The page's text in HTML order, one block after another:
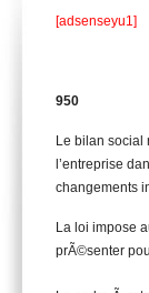
[adsenseyu1]
950
Le bilan
l’entreprise
changements
La loi impose
prÃ©senter